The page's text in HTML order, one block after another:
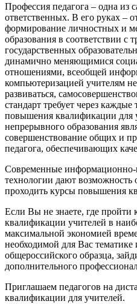
Профессия педагога – одна из
ответственных. В его руках –
формирование личностных и
образования в соответствии с
государственных
динамично меняющимися
отношениями, всеобщей
компьютеризацией учителям
развиваться,
стандарт требует через
повышения квалификации для
непрерывного образования
совершенствование общих и
педагога, обеспечивающих
Современные
технологии дают возможность
проходить курсы повышения
Если Вы не знаете, где
квалификации учителей в
максимальной экономией
необходимой для Вас тематике
общероссийского образца,
дополнительного
Приглашаем педагогов на
квалификации для учителей.